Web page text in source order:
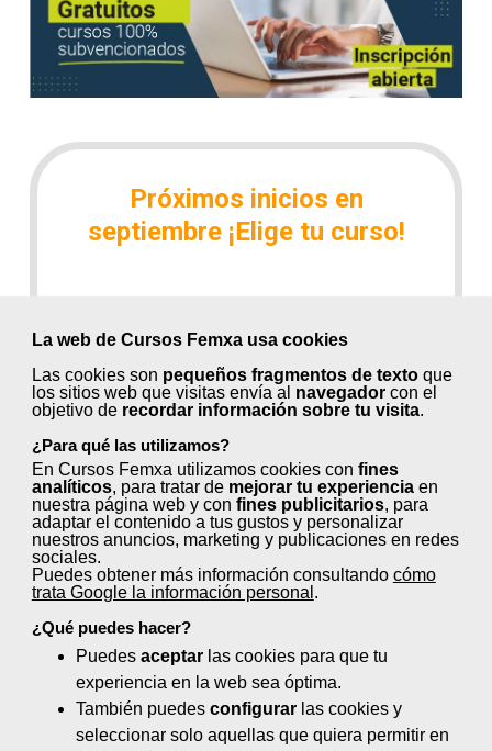
La web de Cursos Femxa usa cookies
Las cookies son pequeños fragmentos de textoque
los sitios web que visitas envía al navegadorcon el
objetivo de recordar información sobre tu visita.
¿Para qué las utilizamos?
En Cursos Femxa utilizamos cookies con fines
analíticos, para tratar de mejorar tu experienciaen
nuestra página web y con fines publicitarios, para
adaptar el contenido a tus gustos y personalizar
nuestros anuncios, marketing y publicaciones en redes
sociales.
Puedes obtener más información consultando cómo
trata Google la información personal .
¿Qué puedes hacer?
Puedes aceptarlas cookies para que tu
experiencia en la web sea óptima.
También puedes configurarlas cookies y
seleccionar solo aquellas que quiera permitir en
Próximos inicios en
septiembre ¡Elige tu curso!
procesos (30 horas)
Fidelización y retención de clientes (24
horas)
Gestión de comunidades virtuales (100
horas)
Herramientas en internet: comercio
electrónico (80 horas)
Marketing digital: diseño web,
herramientas, estrategias y gestión (55
horas)
Negocios online y comercio
electrónico (80 horas)